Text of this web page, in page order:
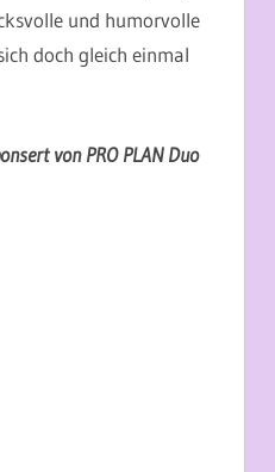
und humorvolle
doch gleich einmal
von PRO PLAN Duo